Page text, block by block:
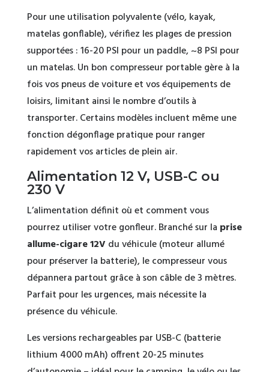
Pour une utilisation polyvalente (vélo, kayak,
matelas gonflable), vérifiez les plages de pression
supportées : 16-20 PSI pour un paddle, ~8 PSI pour
un matelas. Un bon compresseur portable gère à la
fois vos pneus de voiture et vos équipements de
loisirs, limitant ainsi le nombre d’outils à
transporter. Certains modèles incluent même une
fonction dégonflage pratique pour ranger
rapidement vos articles de plein air.
Alimentation 12 V, USB-C ou
230 V
L’alimentation définit où et comment vous
pourrez utiliser votre gonfleur. Branché sur la prise
allume-cigare 12V du véhicule (moteur allumé
pour préserver la batterie), le compresseur vous
dépannera partout grâce à son câble de 3 mètres.
Parfait pour les urgences, mais nécessite la
présence du véhicule.
Les versions rechargeables par USB-C (batterie
lithium 4000 mAh) offrent 20-25 minutes